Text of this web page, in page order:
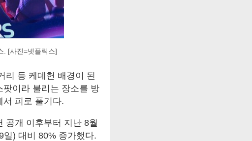
. [사진=넷플릭스]
리 등 케데헌 배경이 된
이라 불리는 장소를 방
서 피로 풀기다.
공개 이후부터 지난 8월
) 대비 80% 증가했다.